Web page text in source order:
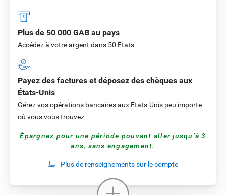
Plus de 50 000 GAB au pays
Accédez à votre argent dans 50 États
Payez des factures et déposez des chèques aux
États-Unis
Gérez vos opérations bancaires aux États-Unis peu importe
où vous vous trouvez
Épargnez pour une période pouvant aller jusqu’à 3
ans, sans engagement.
Plus de renseignements sur le compte